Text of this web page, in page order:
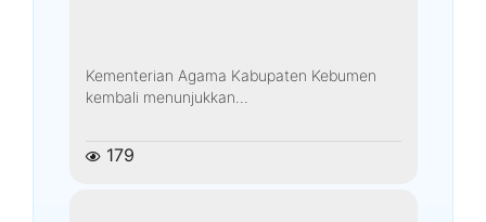
Kementerian Agama Kabupaten Kebumen
kembali menunjukkan...
179